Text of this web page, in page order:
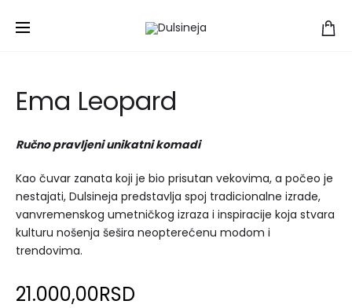
Početna Ema Leopard
Ema Leopard
Ručno pravljeni unikatni komadi
Kao čuvar zanata koji je bio prisutan vekovima, a počeo je
nestajati, Dulsineja predstavlja spoj tradicionalne izrade,
vanvremenskog umetničkog izraza i inspiracije koja stvara
kulturu nošenja šešira neopterećenu modom i
trendovima.
21.000,00RSD